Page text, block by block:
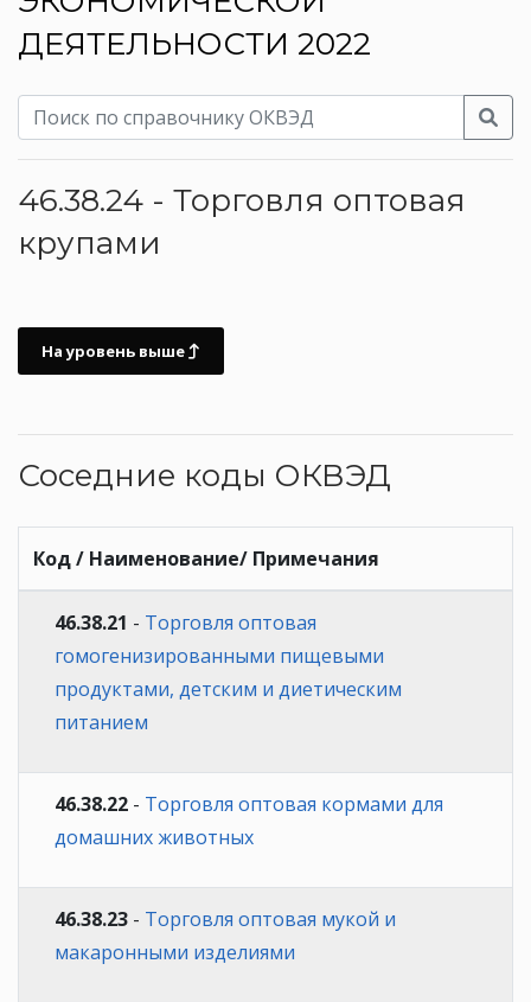
ДЕЯТЕЛЬНОСТИ 2022
46.38.24 - Торговля оптовая
крупами
На уровень выше
Соседние коды ОКВЭД
Код / Наименование/ Примечания
46.38.21 - Торговля оптовая
гомогенизированными пищевыми
продуктами, детским и диетическим
питанием
46.38.22 - Торговля оптовая кормами для
домашних животных
46.38.23 - Торговля оптовая мукой и
макаронными изделиями